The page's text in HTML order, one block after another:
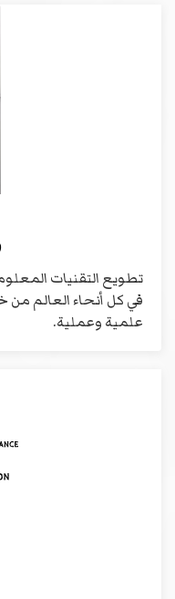
تطويع التقنيات
في كل أنحاء العالم
علمية وعملية.